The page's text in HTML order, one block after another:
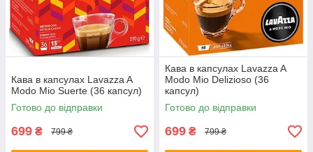
Кава в капсулах Lavazza A
Modo Mio Suerte (36 капсул)
Готово до відправки
699 ₴ 799 ₴
Кава в капсулах Lavazza A
Modo Mio Delizioso (36
капсул)
Готово до відправки
699 ₴ 799 ₴